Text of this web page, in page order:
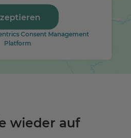
Consent Management
Platform
wieder auf